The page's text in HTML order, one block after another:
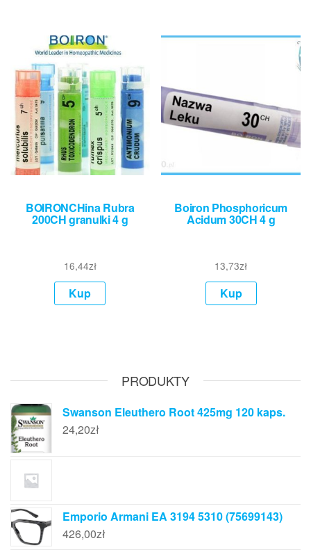
BOIRONCHina Rubra
200CH granulki 4 g
16,44zł
Kup
Boiron Phosphoricum
Acidum 30CH 4 g
13,73zł
Kup
PRODUKTY
Swanson Eleuthero Root 425mg 120 kaps.
24,20zł
Emporio Armani EA 3194 5310 (75699143)
426,00zł